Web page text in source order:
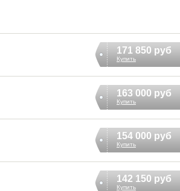
171 850 руб
Купить
163 000 руб
Купить
154 000 руб
Купить
142 150 руб
Купить